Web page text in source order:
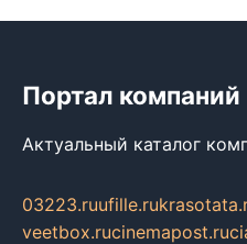
Портал компаний
Актуальный каталог
03223.ruufille.ru
veetbox.rucinemapost.ru